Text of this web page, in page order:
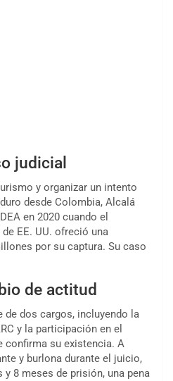
judicial
y organizar un intento
desde Colombia, Alcalá
en 2020 cuando el
EE. UU. ofreció una
por su captura. Su caso
de actitud
de dos cargos, incluyendo la
y la participación en el
confirma su existencia. A
y burlona durante el juicio,
8 meses de prisión, una pena